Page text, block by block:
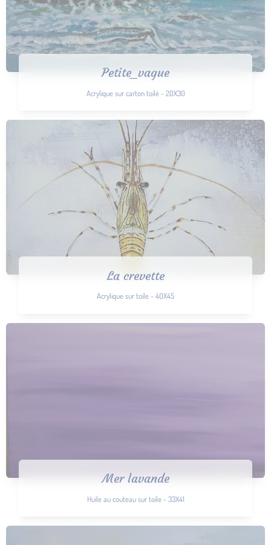
Petite_vague
Acrylique sur carton toilé - 20X30
La crevette
Acrylique sur toile - 40X45
Mer lavande
Huile au couteau sur toile - 33X41